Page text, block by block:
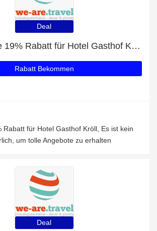
Deal
Genießen Sie 19% Rabatt für Hotel Gasthof Kröll
Rabatt Bekommen
Rabatt für Hotel Gasthof Kröll, Es ist kein
um tolle Angebote zu erhalten
Deal